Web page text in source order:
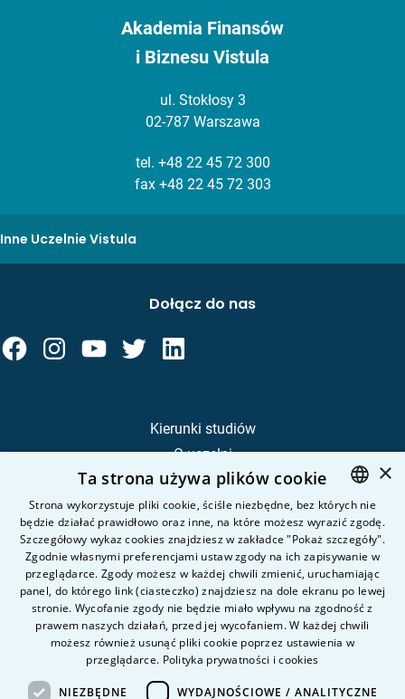
Akademia Finansów
i Biznesu Vistula
ul. Stokłosy 3
02-787 Warszawa
tel. +48 22 45 72 300
fax +48 22 45 72 303
Inne Uczelnie Vistula
Kierunki studiów
O uczelni
Kandydat
Student
Nauka i badania
Intranet
Pytania i odpowiedzi
Kontakt
Kariera na uczelni
Dołącz do nas
POLISH
ENGLISH
×
Ta strona używa plików cookie
Strona wykorzystuje pliki cookie, ściśle niezbędne, bez których nie
będzie działać prawidłowo oraz inne, na które możesz wyrazić zgodę.
Szczegółowy wykaz cookies znajdziesz w zakładce "Pokaż szczegóły".
Zgodnie własnymi preferencjami ustaw zgody na ich zapisywanie w
przeglądarce. Zgody możesz w każdej chwili zmienić, uruchamiając
panel, do którego link (ciasteczko) znajdziesz na dole ekranu po lewej
stronie. Wycofanie zgody nie będzie miało wpływu na zgodność z
prawem naszych działań, przed jej wycofaniem. W każdej chwili
możesz również usunąć pliki cookie poprzez ustawienia w
przeglądarce. Polityka prywatności i cookies
NIEZBĘDNE WYDAJNOŚCIOWE / ANALITYCZNE